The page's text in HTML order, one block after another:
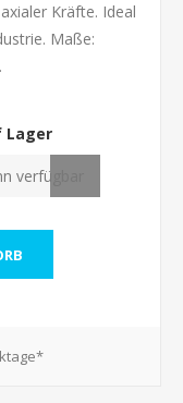
Kräfte. Ideal
Maße:
Lager